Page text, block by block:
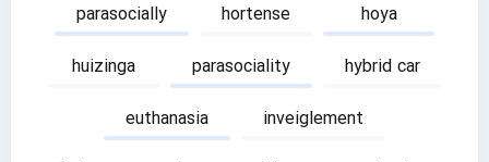
parasocially hortense
hoya
huizinga
parasociality
hybrid car
euthanasia
inveiglement